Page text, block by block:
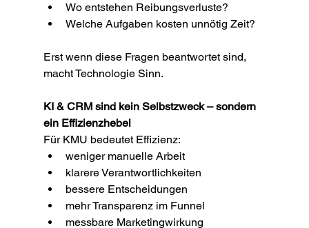
Wo entstehen Reibungsverluste?
Welche Aufgaben kosten unnötig Zeit?
Erst wenn diese Fragen beantwortet sind,
macht Technologie Sinn.
KI & CRM sind kein Selbstzweck – sondern
ein Effizienzhebel
Für KMU bedeutet Effizienz:
weniger manuelle Arbeit
klarere Verantwortlichkeiten
bessere Entscheidungen
mehr Transparenz im Funnel
messbare Marketingwirkung